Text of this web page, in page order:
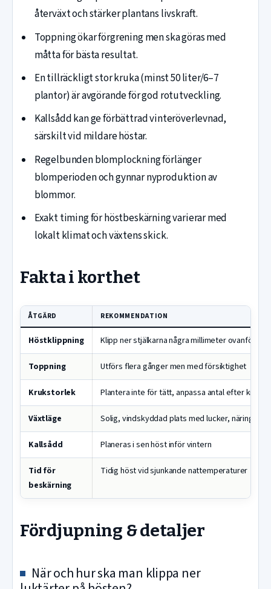
återväxt och stärker plantans livskraft.
Toppning ökar förgrening men ska göras med
måtta för bästa resultat.
En tillräckligt stor kruka (minst 50 liter/6–7
plantor) är avgörande för god rotutveckling.
Kallsådd kan ge förbättrad vinteröverlevnad,
särskilt vid mildare höstar.
Regelbunden blomplockning förlänger
blomperioden och gynnar nyproduktion av
blommor.
Exakt timing för höstbeskärning varierar med
lokalt klimat och växtens skick.
Fakta i korthet
ÅTGÄRD REKOMMENDATION
Höstklippning Klipp ner stjälkarna några millimeter ovanför de
Toppning Utförs flera gånger men med försiktighet
Krukstorlek Plantera inte för tätt, anpassa antal efter
Växtläge Solig, vindskyddad plats med lucker, näringsrik
Kallsådd Planeras i sen höst inför vintern
Tid för
beskärning
Tidig höst vid sjunkande nattemperaturer
Fördjupning & detaljer
När och hur ska man klippa ner